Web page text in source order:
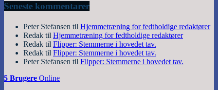
Seneste kommentarer
Peter Stefansen til Hjemmetræning for fedtholdige redaktører
Redak til Hjemmetræning for fedtholdige redaktører
Redak til Flipper: Stemmerne i hovedet tav.
Redak til Flipper: Stemmerne i hovedet tav.
Peter Stefansen til Flipper: Stemmerne i hovedet tav.
5 Brugere Online